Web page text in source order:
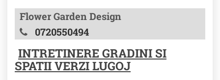
Flower Garden Design
0720550494
INTRETINERE GRADINI SI
SPATII VERZI LUGOJ